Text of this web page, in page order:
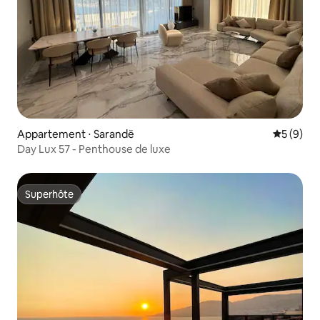
Appartement ⋅ Sarandë
5 (9)
Day Lux 57 - Penthouse de luxe
Superhôte
Superhôte